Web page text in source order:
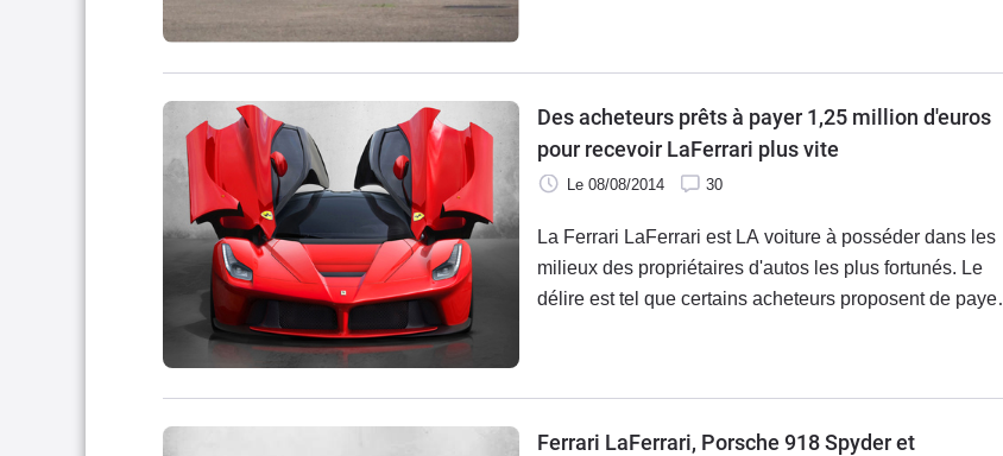
Superleggera.
Des acheteurs prêts à payer 1,25 million d'euros
pour recevoir LaFerrari plus vite
Le 08/08/2014 30
La Ferrari LaFerrari est LA voiture à posséder dans les
milieux des propriétaires d'autos les plus fortunés. Le
délire est tel que certains acheteurs proposent de payer
Ferrari LaFerrari, Porsche 918 Spyder et